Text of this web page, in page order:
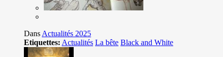
Dans Actualités 2025
Etiquettes: Actualités La bête Black and White